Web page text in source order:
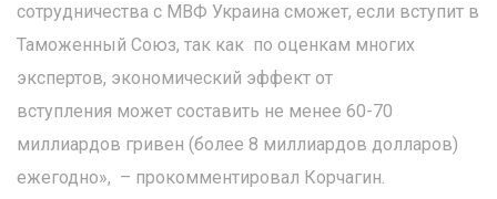
сотрудничества с МВФ Украина сможет, если вступит в
Таможенный Союз, так как по оценкам многих
экспертов, экономический эффект от
вступления может составить не менее 60-70
миллиардов гривен (более 8 миллиардов долларов)
ежегодно», – прокомментировал Корчагин.